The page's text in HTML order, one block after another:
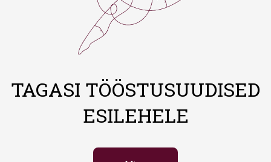
TAGASI TÖÖSTUSUUDISED
ESILEHELE